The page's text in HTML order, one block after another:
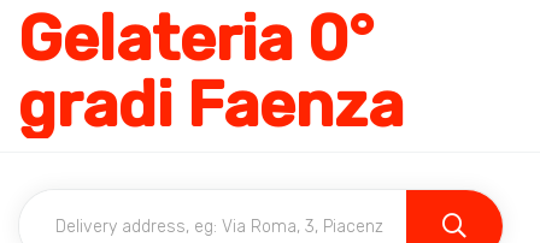
Gelateria 0°
gradi Faenza